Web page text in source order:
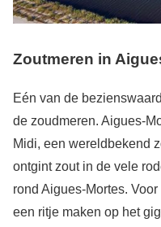
Zoutmeren in
Eén van de
de zoudmeren. Aigues-
Midi, een wereldbekend
ontgint zout in de vele
rond Aigues-Mortes.
een ritje maken op het